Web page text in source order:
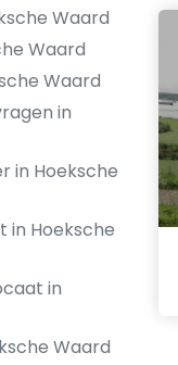
Waard
Waard
Waard
in
in Hoeksche
in Hoeksche
in
Waard